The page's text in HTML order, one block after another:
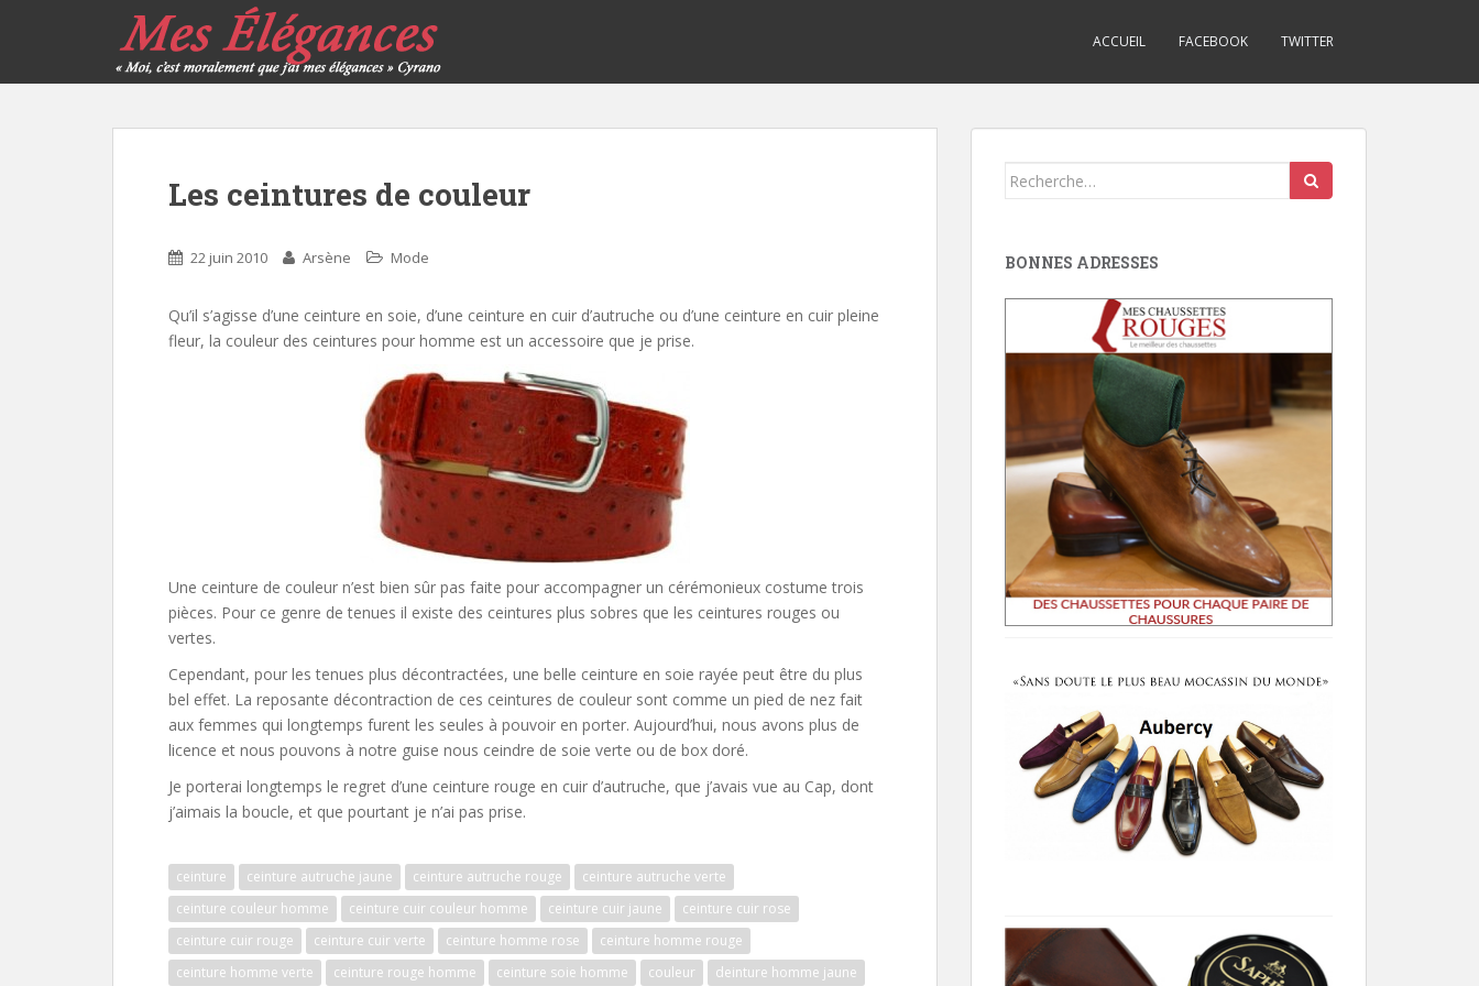
ACCUEIL FACEBOOK TWITTER
Les ceintures de couleur
22 juin 2010 Arsène Mode
Qu’il s’agisse d’une ceinture en soie, d’une ceinture en cuir d’autruche ou d’une ceinture en cuir pleine
fleur, la couleur des ceintures pour homme est un accessoire que je prise.
Une ceinture de couleur n’est bien sûr pas faite pour accompagner un cérémonieux costume trois
pièces. Pour ce genre de tenues il existe des ceintures plus sobres que les ceintures rouges ou
vertes.
Cependant, pour les tenues plus décontractées, une belle ceinture en soie rayée peut être du plus
bel effet. La reposante décontraction de ces ceintures de couleur sont comme un pied de nez fait
aux femmes qui longtemps furent les seules à pouvoir en porter. Aujourd’hui, nous avons plus de
licence et nous pouvons à notre guise nous ceindre de soie verte ou de box doré.
Je porterai longtemps le regret d’une ceinture rouge en cuir d’autruche, que j’avais vue au Cap, dont
j’aimais la boucle, et que pourtant je n’ai pas prise.
ceinture ceinture autruche jaune ceinture autruche rouge
ceinture autruche verte
ceinture couleur homme
ceinture cuir couleur homme ceinture cuir jaune
ceinture cuir rose
ceinture cuir rouge
ceinture cuir verte ceinture homme rose
ceinture homme rouge
ceinture homme verte
ceinture rouge homme ceinture soie homme couleur deinture homme jaune
Search
BONNES ADRESSES